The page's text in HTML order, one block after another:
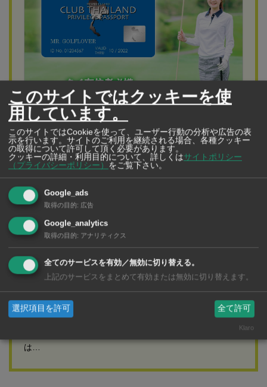
クラブタイランド
CLUB THAILANDカードでタイ生活をもっとお得＆豊かに！
タイ在住者も、これから住む人も必携！CLUB THAILAND
TRADING & PROPERTY (THAILAND) CO., LTD.が運営
するクラブタイランドは、1999年に設立。タイでのゴル
フや観光、食事をお得に楽しむためのサービスを提供し
は…
このサイトではクッキーを使
用しています。
このサイトではCookieを使って、ユーザー行動の分析や広告の表
示を行います。サイトのご利用を継続される場合、各種クッキー
の取得について許可して頂く必要があります。
クッキーの詳細・利用目的について、詳しくはサイトポリシー
（プライバシーポリシー）
をご覧下さい。
Google_ads
取得の目的: 広告
Google_analytics
取得の目的: アナリティクス
全てのサービスを有効／無効に切り替える。
上記のサービスをまとめて有効または無効に切り替えます。
選択項目を許可 全て許可
Klaro